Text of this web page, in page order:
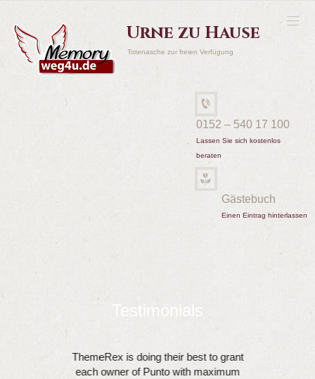
Urne zu Hause
Totenasche zur freien Verfügung
0152 – 540 17 100
Lassen Sie sich kostenlos
beraten
Gästebuch
Einen Eintrag hinterlassen
Testimonials
ThemeRex is doing their best to grant
each owner of Punto with maximum